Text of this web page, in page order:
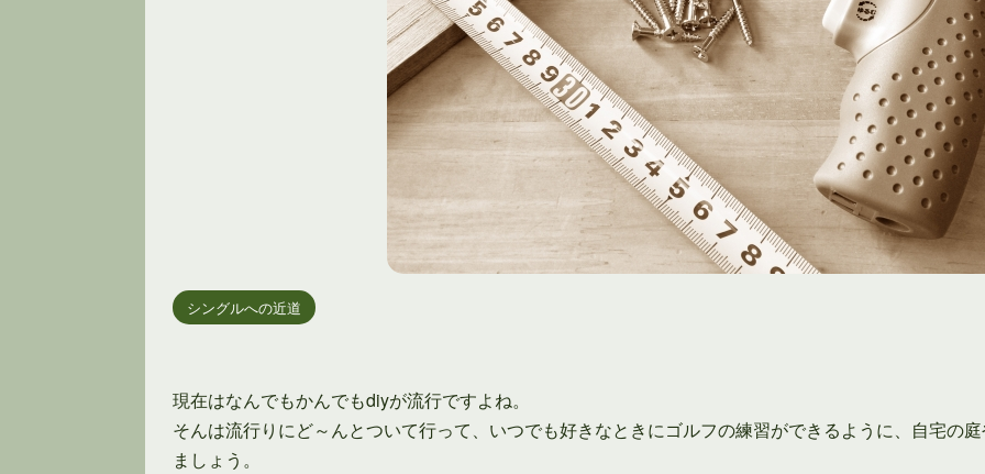
シングルへの近道
現在はなんでもかんでもdiyが流行ですよね。
そんは流行りにど～んとついて行って、いつでも好きなときにゴルフの練習ができるように、自宅の
ましょう。